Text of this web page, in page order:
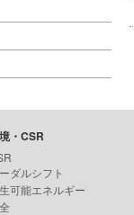
・CSR
ダルシフト
可能エネルギー